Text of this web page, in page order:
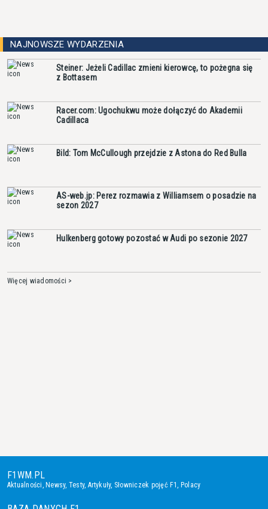
NAJNOWSZE WYDARZENIA
Steiner: Jeżeli Cadillac zmieni kierowcę, to pożegna się
z Bottasem
Racer.com: Ugochukwu może dołączyć do Akademii
Cadillaca
Bild: Tom McCullough przejdzie z Astona do Red Bulla
AS-web.jp: Perez rozmawia z Williamsem o posadzie na
sezon 2027
Hulkenberg gotowy pozostać w Audi po sezonie 2027
Więcej wiadomości >
F1WM.PL
Aktualności,Newsy, Testy, Artykuły, Słowniczek pojęć F1, Polacy